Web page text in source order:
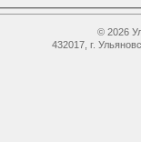
© 2026
432017, г.